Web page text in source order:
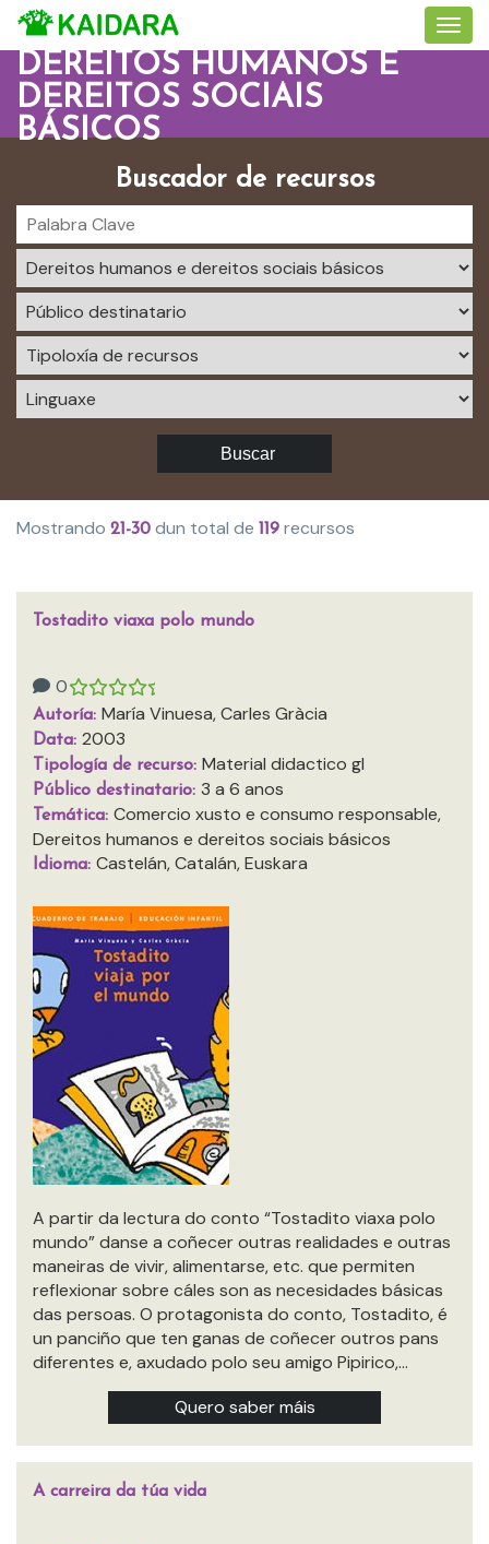
DEREITOS HUMANOS E
DEREITOS SOCIAIS
BÁSICOS
Buscador de recursos
Buscar
Mostrando 21-30 dun total de 119 recursos
Tostadito viaxa polo mundo
0
Autoría: María Vinuesa, Carles Gràcia
Data: 2003
Tipología de recurso: Material didactico gl
Público destinatario: 3 a 6 anos
Temática: Comercio xusto e consumo responsable,
Dereitos humanos e dereitos sociais básicos
Idioma: Castelán, Catalán, Euskara
A partir da lectura do conto “Tostadito viaxa polo
mundo” danse a coñecer outras realidades e outras
maneiras de vivir, alimentarse, etc. que permiten
reflexionar sobre cáles son as necesidades básicas
das persoas. O protagonista do conto, Tostadito, é
un panciño que ten ganas de coñecer outros pans
diferentes e, axudado polo seu amigo Pipirico,…
Quero saber máis
A carreira da túa vida